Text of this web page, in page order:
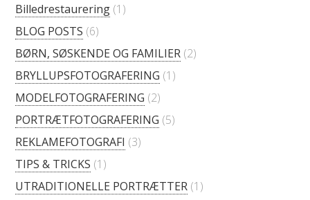
Billedrestaurering (1)
BLOG POSTS (6)
BØRN, SØSKENDE OG FAMILIER (2)
BRYLLUPSFOTOGRAFERING (1)
MODELFOTOGRAFERING (2)
PORTRÆTFOTOGRAFERING (5)
REKLAMEFOTOGRAFI (3)
TIPS & TRICKS (1)
UTRADITIONELLE PORTRÆTTER (1)